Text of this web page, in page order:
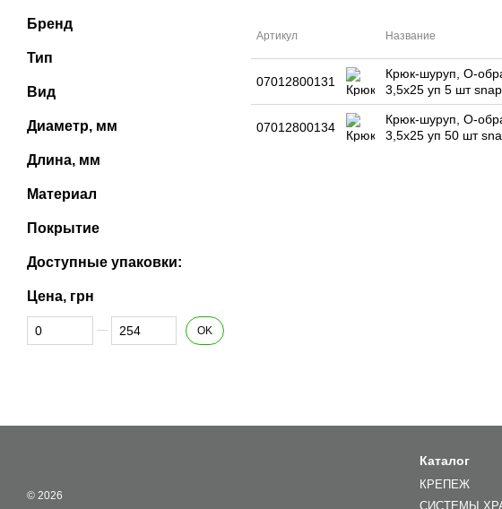
Артикул Название
07012800131
Крюк-шуруп, O-
3,5x25 уп 5 шт
07012800134
Крюк-шуруп, O-
3,5x25 уп 50 шт
Бренд
Тип
Вид
Диаметр, мм
Длина, мм
Материал
Покрытие
Доступные упаковки:
Цена, грн
От Цена, грн
До Цена, грн OK
© 2026
Каталог
КРЕПЕЖ
СИСТЕМЫ